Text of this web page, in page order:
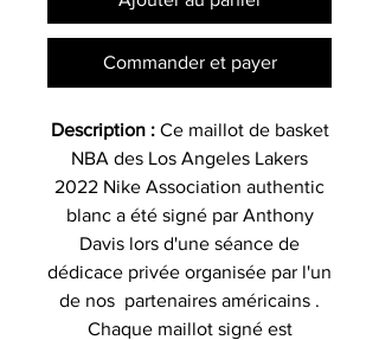
Commander et payer
Description :Ce maillot de basket
NBA des Los Angeles Lakers
2022 Nike Association authentic
blanc a été signé par Anthony
Davis lors d'une séance de
dédicace privée organisée par l'un
de nos partenaires américains .
Chaque maillot signé est